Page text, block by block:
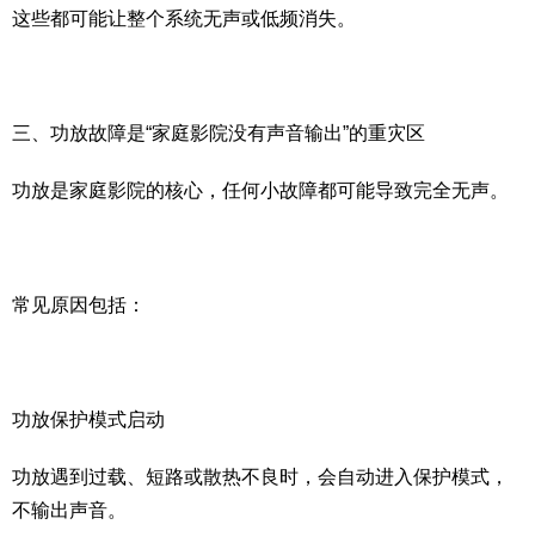
这些都可能让整个系统无声或低频消失。
三、功放故障是“家庭影院没有声音输出”的重灾区
功放是家庭影院的核心，任何小故障都可能导致完全无声。
常见原因包括：
功放保护模式启动
功放遇到过载、短路或散热不良时，会自动进入保护模式，
不输出声音。